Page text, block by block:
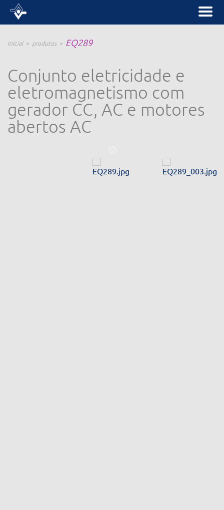
Inicial produtos EQ289
Conjunto eletricidade e
eletromagnetismo com
gerador CC, AC e motores
abertos AC